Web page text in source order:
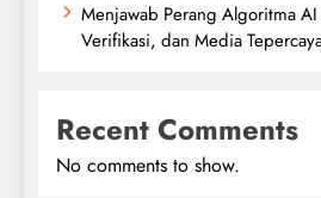
Menjawab Perang Algoritma
Verifikasi, dan Media
Recent Comments
No comments to show.